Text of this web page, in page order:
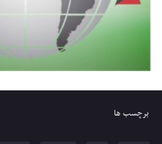
برچسب ها